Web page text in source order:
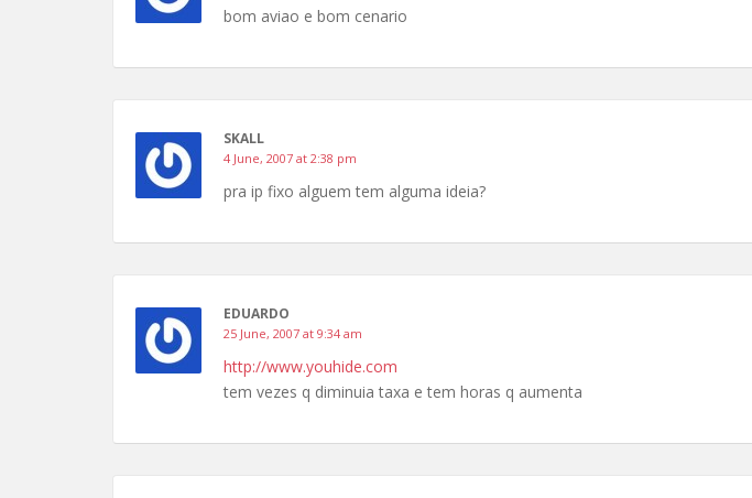
bom aviao e bom cenario
SKALL
4 June, 2007 at 2:38 pm
pra ip fixo alguem tem alguma ideia?
EDUARDO
25 June, 2007 at 9:34 am
http://www.youhide.com
tem vezes q diminuia taxa e tem horas q aumenta